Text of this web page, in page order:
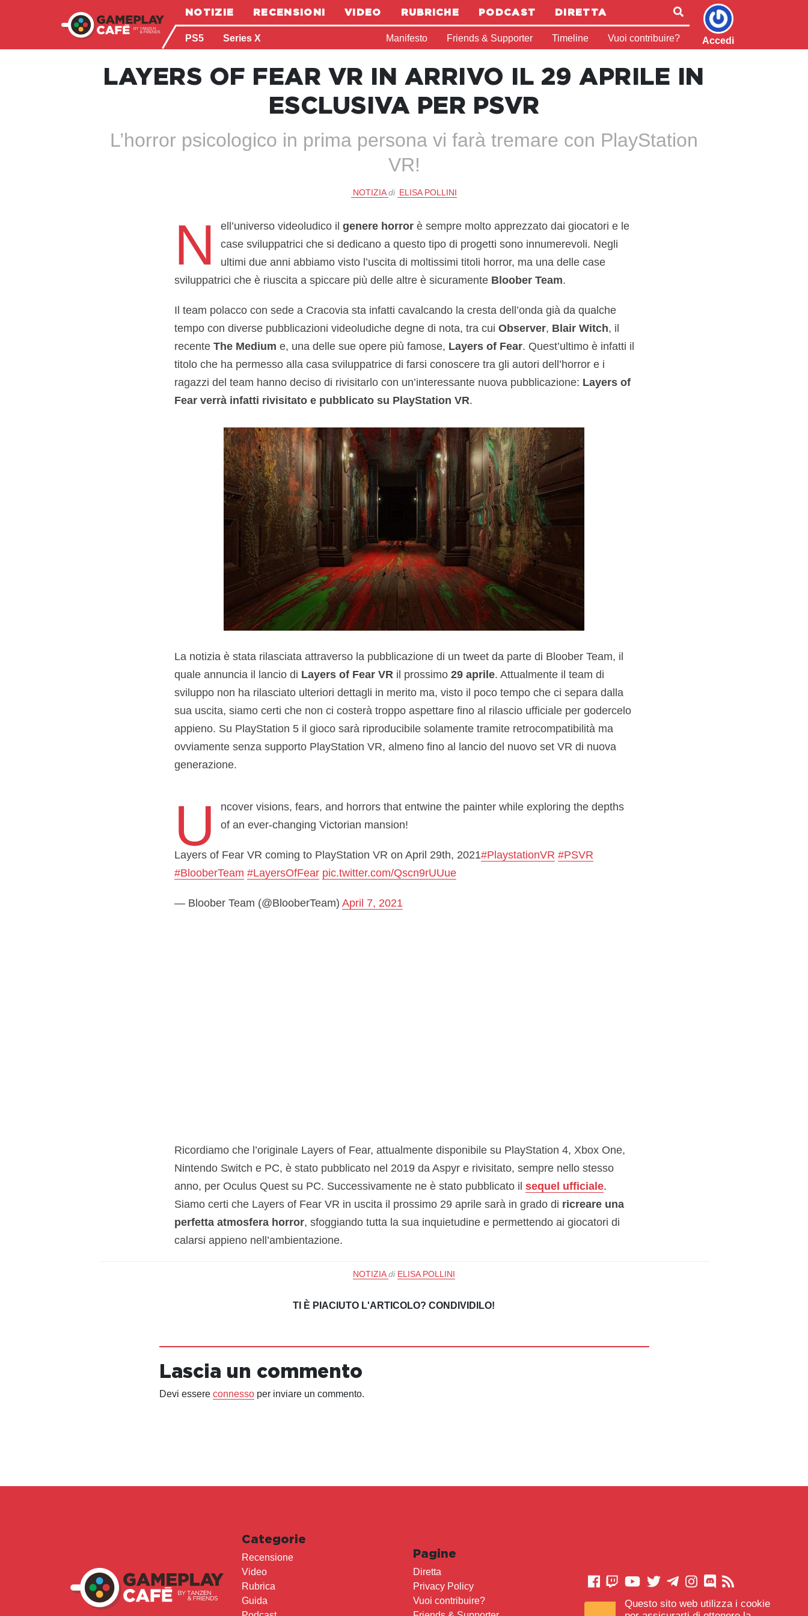
Questo sito web utilizza i cookie
NOTIZIE RECENSIONI VIDEO RUBRICHE PODCAST DIRETTA
PS5 Series X Manifesto Friends & Supporter Timeline Vuoi contribuire? Accedi
LAYERS OF FEAR VR IN ARRIVO IL 29 APRILE IN
ESCLUSIVA PER PSVR
L’horror psicologico in prima persona vi farà tremare con PlayStation
VR!
NOTIZIA di ELISA POLLINI
N ell’universo videoludico il genere horrorè sempre molto apprezzato dai giocatori e le
case sviluppatrici che si dedicano a questo tipo di progetti sono innumerevoli. Negli
ultimi due anni abbiamo visto l’uscita di moltissimi titoli horror, ma una delle case
sviluppatrici che è riuscita a spiccare più delle altre è sicuramente Bloober Team.
Il team polacco con sede a Cracovia sta infatti cavalcando la cresta dell’onda già da qualche
tempo con diverse pubblicazioni videoludiche degne di nota, tra cui Observer, Blair Witch, il
recente The Medium e, una delle sue opere più famose, Layers of Fear. Quest’ultimo è infatti il
titolo che ha permesso alla casa sviluppatrice di farsi conoscere tra gli autori dell’horror e i
ragazzi del team hanno deciso di rivisitarlo con un’interessante nuova pubblicazione: Layers of
Fear verrà infatti rivisitato e pubblicato su PlayStation VR.
La notizia è stata rilasciata attraverso la pubblicazione di un tweet da parte di Bloober Team, il
quale annuncia il lancio di Layers of Fear VRil prossimo 29 aprile. Attualmente il team di
sviluppo non ha rilasciato ulteriori dettagli in merito ma, visto il poco tempo che ci separa dalla
sua uscita, siamo certi che non ci costerà troppo aspettare fino al rilascio ufficiale per godercelo
appieno. Su PlayStation 5 il gioco sarà riproducibile solamente tramite retrocompatibilità ma
ovviamente senza supporto PlayStation VR, almeno fino al lancio del nuovo set VR di nuova
generazione.
U
ncover visions, fears, and horrors that entwine the painter while exploring the depths
of an ever-changing Victorian mansion!
Layers of Fear VR coming to PlayStation VR on April 29th, 2021#PlaystationVR #PSVR
#BlooberTeam #LayersOfFear pic.twitter.com/Qscn9rUUue
— Bloober Team (@BlooberTeam) April 7, 2021
Ricordiamo che l’originale Layers of Fear, attualmente disponibile su PlayStation 4, Xbox One,
Nintendo Switch e PC, è stato pubblicato nel 2019 da Aspyr e rivisitato, sempre nello stesso
anno, per Oculus Quest su PC. Successivamente ne è stato pubblicato il sequel ufficiale.
Siamo certi che Layers of Fear VR in uscita il prossimo 29 aprile sarà in grado di ricreare una
perfetta atmosfera horror, sfoggiando tutta la sua inquietudine e permettendo ai giocatori di
calarsi appieno nell’ambientazione.
NOTIZIA di ELISA POLLINI
TI È PIACIUTO L'ARTICOLO? CONDIVIDILO!
Lascia un commento
Devi essere connessoper inviare un commento.
Categorie
Recensione
Video
Rubrica
Guida
Pagine
Diretta
Privacy Policy
Vuoi contribuire?
CONTATTACI